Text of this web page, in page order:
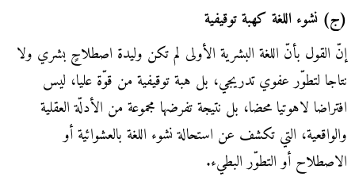
(ج) نشوء اللغة كهبة توقيفية
إنّ القول بأنّ اللغة البشرية الأولى لم تكن وليدة اصطلاحٍ بشري ولا
نتاجا لتطوّر عفوي تدريجي، بل هبة توقيفية من قوّة عليا، ليس
افتراضا لاهوتيا محضا، بل نتيجة تفرضها مجموعة من الأدلّة العقلية
والواقعية، التي تكشف عن استحالة نشوء اللغة بالعشوائية أو
الاصطلاح أو التطوّر البطيء.